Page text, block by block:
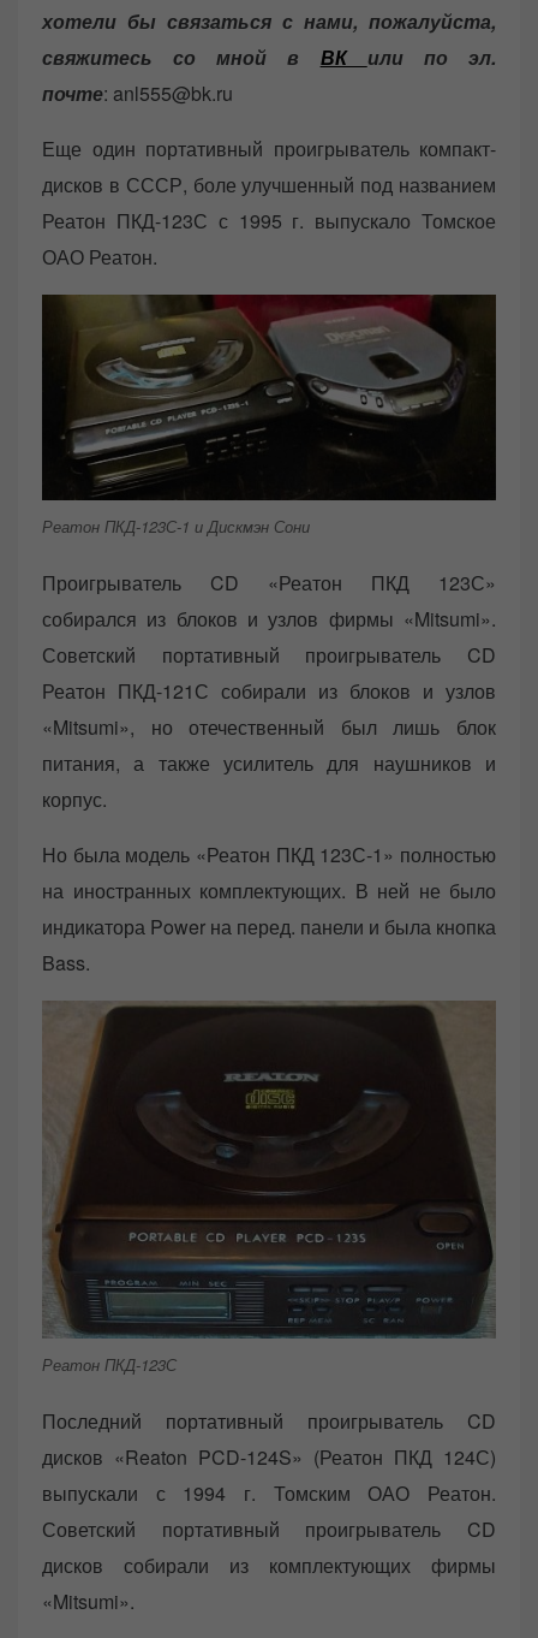
хотели бы связаться с нами, пожалуйста,
свяжитесь со мной в ВК или по эл.
почте: anl555@bk.ru
Еще один портативный проигрыватель компакт-
дисков в СССР, боле улучшенный под названием
Реатон ПКД-123С с 1995 г. выпускало Томское
ОАО Реатон.
Реатон ПКД-123С-1 и Дискмэн Сони
Проигрыватель CD «Реатон ПКД 123С»
собирался из блоков и узлов фирмы «Mitsumi».
Советский портативный проигрыватель CD
Реатон ПКД-121С собирали из блоков и узлов
«Mitsumi», но отечественный был лишь блок
питания, а также усилитель для наушников и
корпус.
Но была модель «Реатон ПКД 123С-1» полностью
на иностранных комплектующих. В ней не было
индикатора Power на перед. панели и была кнопка
Bass.
Реатон ПКД-123С
Последний портативный проигрыватель CD
дисков «Reaton PCD-124S» (Реатон ПКД 124С)
выпускали с 1994 г. Томским ОАО Реатон.
Советский портативный проигрыватель CD
дисков собирали из комплектующих фирмы
«Mitsumi».